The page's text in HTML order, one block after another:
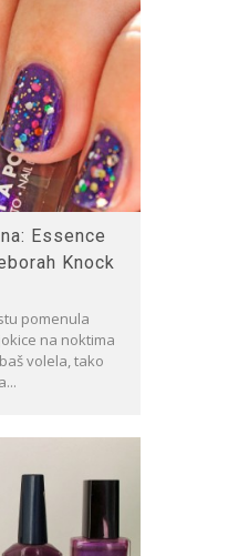
Essence
Knock
pomenula
na noktima
volela, tako